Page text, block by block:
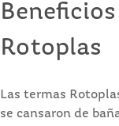
Rotoplas
Las termas
se cansaron de